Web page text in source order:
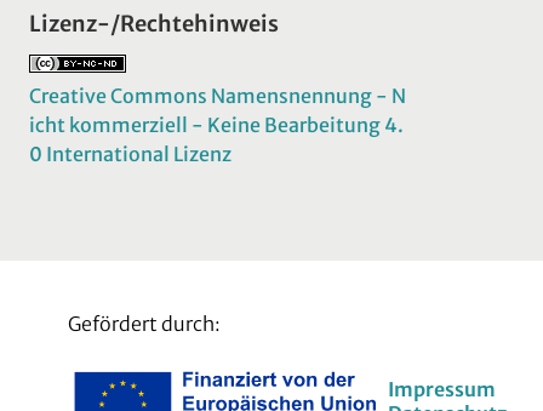
Lizenz-/Rechtehinweis
Creative Commons Namensnennung - N
icht kommerziell - Keine Bearbeitung 4.
0 International Lizenz
Gefördert durch:
Impressum